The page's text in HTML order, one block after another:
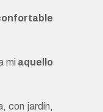
mi aquello
con jardín,